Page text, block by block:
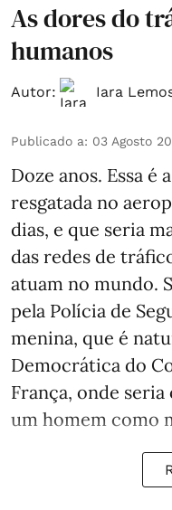
As dores do
humanos
Autor: Iara
Publicado a: 03 Agosto
Doze anos. Essa é
resgatada no
dias, e que seria
das redes de
atuam no mundo.
pela Polícia de
menina, que é
Democrática do
França, onde seria
um homem como